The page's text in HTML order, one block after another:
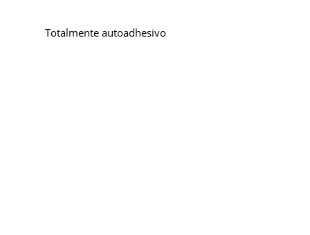
Totalmente autoadhesivo